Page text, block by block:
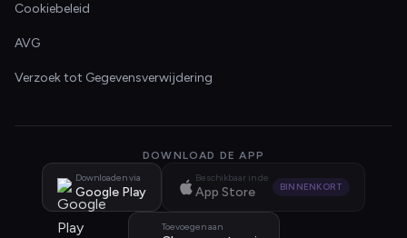
Cookiebeleid
AVG
Verzoek tot Gegevensverwijdering
DOWNLOAD DE APP
Downloaden via
Google Play
Beschikbaar in de
App Store BINNENKORT
Toevoegen aan